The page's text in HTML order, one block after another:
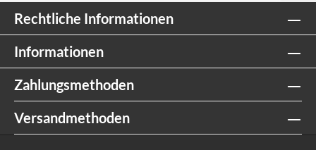
Rechtliche Informationen
Informationen
Zahlungsmethoden
Versandmethoden